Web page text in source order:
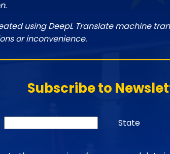
using DeepL Translate machine
or inconvenience.
Subscribe to
State